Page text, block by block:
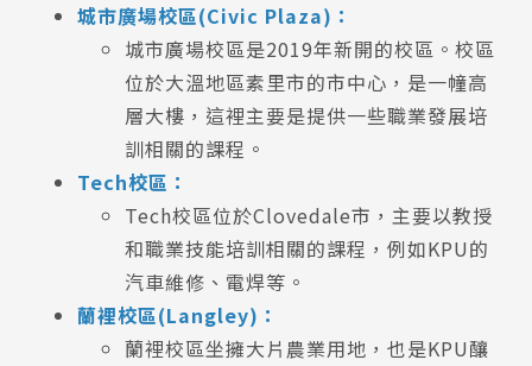
城市廣場校區(Civic Plaza)：
城市廣場校區是2019年新開的校區。校區
位於大溫地區素里市的市中心，是一幢高
層大樓，這裡主要是提供一些職業發展培
訓相關的課程。
Tech校區：
Tech校區位於Clovedale市，主要以教授
和職業技能培訓相關的課程，例如KPU的
汽車維修、電焊等。
蘭裡校區(Langley)：
蘭裡校區坐擁大片農業用地，也是KPU釀